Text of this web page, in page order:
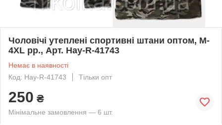
Чоловічі утеплені спортивні штани оптом, M-
4XL рр., Арт. Hay-R-41743
Немає в наявності
Код: Hay-R-41743
Тільки опт
250 ₴
Мінімальне замовлення — 6 шт.